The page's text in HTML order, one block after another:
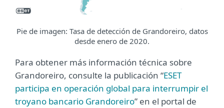
Pie de imagen: Tasa de detección de Grandoreiro, datos
desde enero de 2020.
Para obtener más información técnica sobre
Grandoreiro, consulte la publicación “ESET
participa en operación global para interrumpir el
troyano bancario Grandoreiro” en el portal de